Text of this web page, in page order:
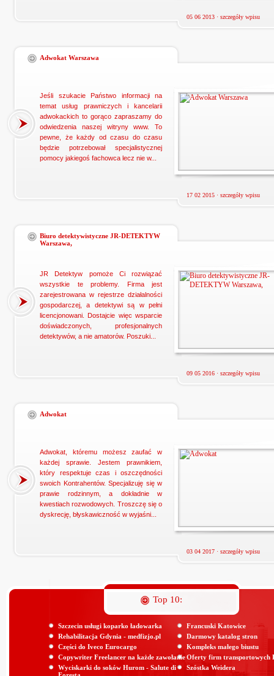
05 06 2013 · szczegóły wpisu
Adwokat Warszawa
Jeśli szukacie Państwo informacji na
temat usług prawniczych i kancelarii
adwokackich to gorąco zapraszamy do
odwiedzenia naszej witryny www. To
pewne, że każdy od czasu do czasu
będzie potrzebował specjalistycznej
pomocy jakiegoś fachowca lecz nie w...
17 02 2015 · szczegóły wpisu
Biuro detektywistyczne JR-DETEKTYW
Warszawa,
JR Detektyw pomoże Ci rozwiązać
wszystkie te problemy. Firma jest
zarejestrowana w rejestrze działalności
gospodarczej, a detektywi są w pełni
licencjonowani. Dostajcie więc wsparcie
doświadczonych, profesjonalnych
detektywów, a nie amatorów. Poszuki...
09 05 2016 · szczegóły wpisu
Adwokat
Adwokat, któremu możesz zaufać w
każdej sprawie. Jestem prawnikiem,
który respektuje czas i oszczędności
swoich Kontrahentów. Specjalizuję się w
prawie rodzinnym, a dokładnie w
kwestiach rozwodowych. Troszczę się o
dyskrecję, błyskawiczność w wyjaśni...
03 04 2017 · szczegóły wpisu
Top 10:
Szczecin usługi koparko ładowarka
Rehabilitacja Gdynia - medfizjo.pl
Części do Iveco Eurocargo
Copywriter Freelancer na każde zawołanie
Wyciskarki do soków Hurom - Salute di
Francuski Katowice
Darmowy katalog stron
Kompleks małego biustu
Oferty firm transportowych
Szóstka Weidera